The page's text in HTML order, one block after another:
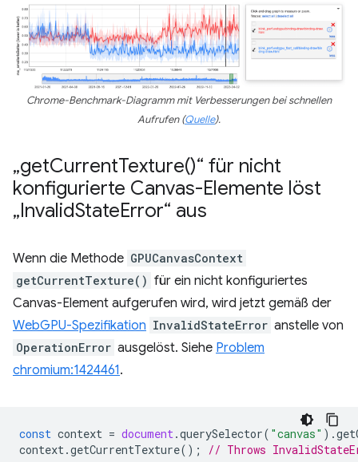
Chrome-Benchmark-Diagramm mit Verbesserungen bei schnellen
Aufrufen (Quelle).
„getCurrentTexture()“ für nicht
konfigurierte Canvas-Elemente löst
„InvalidStateError“ aus
Wenn die Methode GPUCanvasContext
getCurrentTexture() für ein nicht konfiguriertes
Canvas-Element aufgerufen wird, wird jetzt gemäß der
WebGPU-Spezifikation InvalidStateError anstelle von
OperationError ausgelöst. Siehe Problem
chromium:1424461.
const context = document.querySelector( "canvas" ).
context.getCurrentTexture(); // Throws